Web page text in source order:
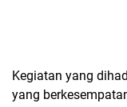
Kegiatan yang
yang